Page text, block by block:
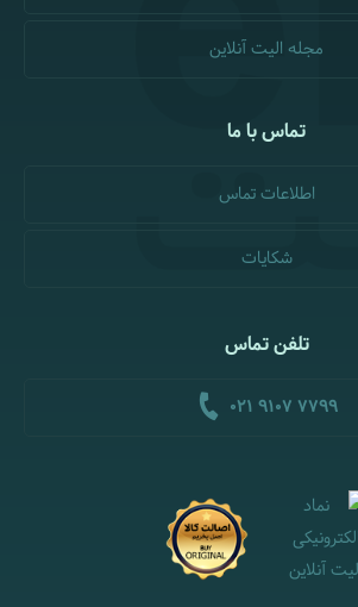
مجله الیت آنلاین
تماس با ما
اطلاعات تماس
شکایات
تلفن تماس
021 9107 7799